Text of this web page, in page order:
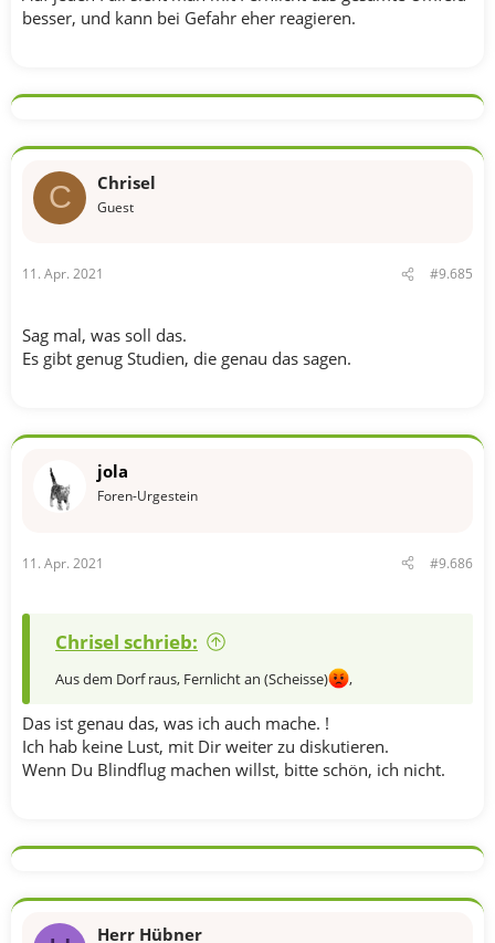
besser, und kann bei Gefahr eher reagieren.
C Chrisel
Guest
11. Apr. 2021 #9.685
Sag mal, was soll das.
Es gibt genug Studien, die genau das sagen.
jola
Foren-Urgestein
11. Apr. 2021 #9.686
Chrisel schrieb:
Aus dem Dorf raus, Fernlicht an (Scheisse) ,
Das ist genau das, was ich auch mache. !
Ich hab keine Lust, mit Dir weiter zu diskutieren.
Wenn Du Blindflug machen willst, bitte schön, ich nicht.
Herr Hübner